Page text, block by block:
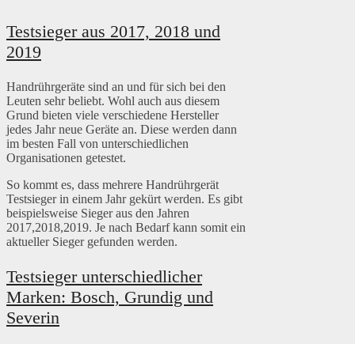
Testsieger aus 2017, 2018 und
2019
Handrührgeräte sind an und für sich bei den
Leuten sehr beliebt. Wohl auch aus diesem
Grund bieten viele verschiedene Hersteller
jedes Jahr neue Geräte an. Diese werden dann
im besten Fall von unterschiedlichen
Organisationen getestet.
So kommt es, dass mehrere Handrührgerät
Testsieger in einem Jahr gekürt werden. Es gibt
beispielsweise Sieger aus den Jahren
2017,2018,2019. Je nach Bedarf kann somit ein
aktueller Sieger gefunden werden.
Testsieger unterschiedlicher
Marken: Bosch, Grundig und
Severin